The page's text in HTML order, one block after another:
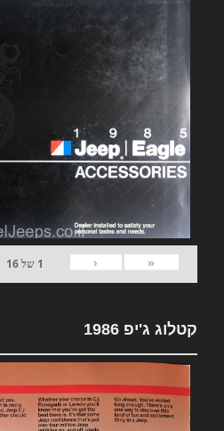
«
‹
1 של16
קטלוג ג'יפ 1986